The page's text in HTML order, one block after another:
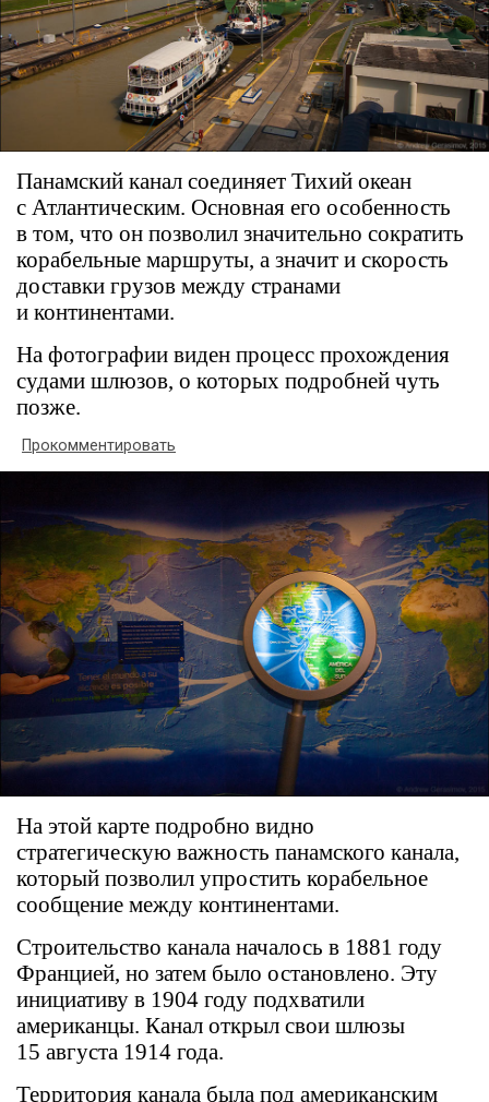
Панамский канал соединяет Тихий океан
с Атлантическим. Основная его особенность
в том, что он позволил значительно сократить
корабельные маршруты, а значит и скорость
доставки грузов между странами
и континентами.
На фотографии виден процесс прохождения
судами шлюзов, о которых подробней чуть
позже.
Прокомментировать
На этой карте подробно видно
стратегическую важность панамского канала,
который позволил упростить корабельное
сообщение между континентами.
Строительство канала началось в 1881 году
Францией, но затем было остановлено. Эту
инициативу в 1904 году подхватили
американцы. Канал открыл свои шлюзы
15 августа 1914 года.
Территория канала была под американским